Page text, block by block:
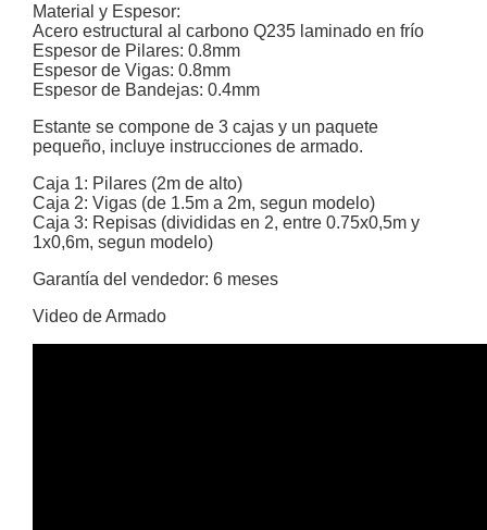
Material y Espesor:
Acero estructural al carbono Q235 laminado en frío
Espesor de Pilares: 0.8mm
Espesor de Vigas: 0.8mm
Espesor de Bandejas: 0.4mm
Estante se compone de 3 cajas y un paquete
pequeño, incluye instrucciones de armado.
Caja 1: Pilares (2m de alto)
Caja 2: Vigas (de 1.5m a 2m, segun modelo)
Caja 3: Repisas (divididas en 2, entre 0.75x0,5m y
1x0,6m, segun modelo)
Garantía del vendedor: 6 meses
Video de Armado